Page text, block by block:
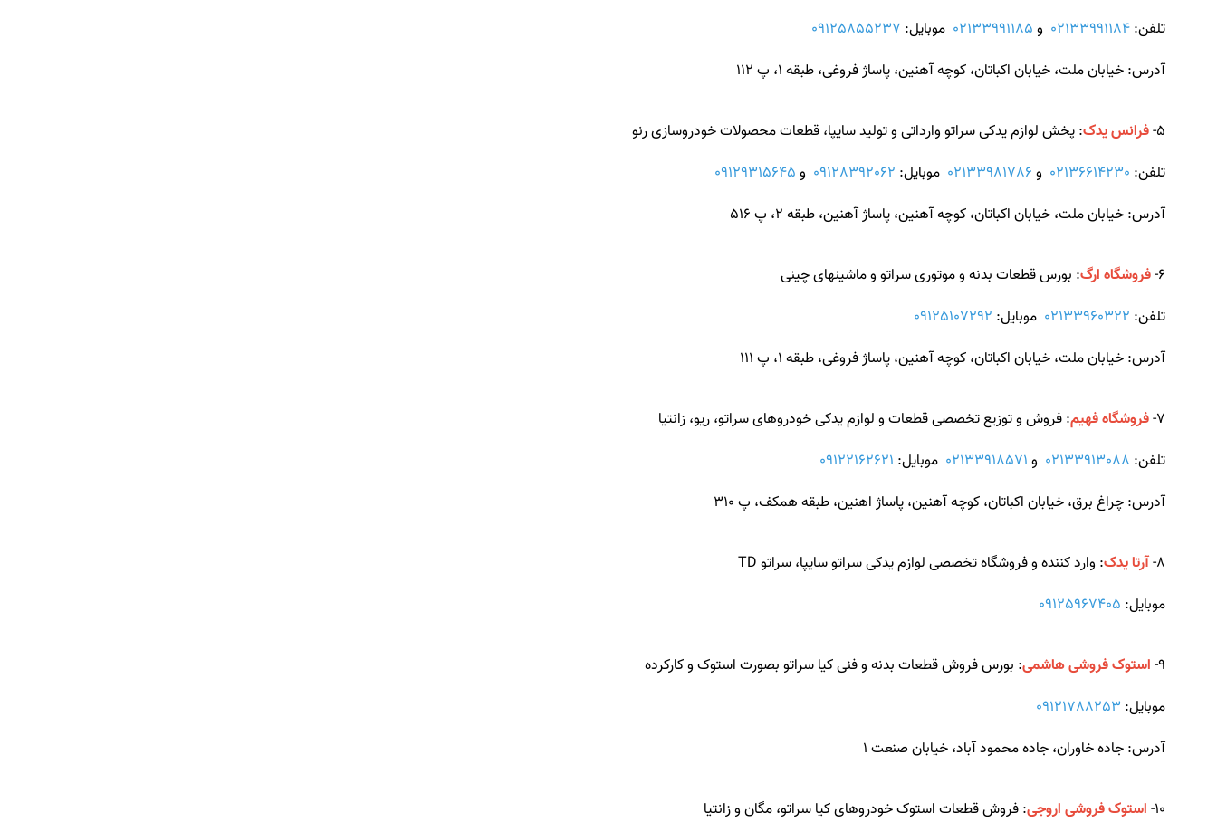
تلفن: 02133991184 و 02133991185 موبایل: 09125855237
آدرس: خیابان ملت، خیابان اکباتان، کوچه آهنین، پاساژ فروغی، طبقه 1، پ 112
5- فرانس یدک: پخش لوازم یدکی سراتو وارداتی و تولید سایپا، قطعات محصولات خودروسازی رنو
تلفن: 02136614230 و 02133981786 موبایل: 09128392062 و 09129315645
آدرس: خیابان ملت، خیابان اکباتان، کوچه آهنین، پاساژ آهنین، طبقه 2، پ 516
6- فروشگاه ارگ: بورس قطعات بدنه و موتوری سراتو و ماشینهای چینی
تلفن: 02133960322 موبایل: 09125107292
آدرس: خیابان ملت، خیابان اکباتان، کوچه آهنین، پاساژ فروغی، طبقه 1، پ 111
7- فروشگاه فهیم: فروش و توزیع تخصصی قطعات و لوازم یدکی خودروهای سراتو، ریو، زانتیا
تلفن: 02133913088 و 02133918571 موبایل: 09122162621
آدرس: چراغ برق، خیابان اکباتان، کوچه آهنین، پاساژ اهنین، طبقه همکف، پ 310
8- آرتا یدک: وارد کننده و فروشگاه تخصصی لوازم یدکی سراتو سایپا، سراتو TD
موبایل: 09125967405
9- استوک فروشی هاشمی: بورس فروش قطعات بدنه و فنی کیا سراتو بصورت استوک و کارکرده
موبایل: 09121788253
آدرس: جاده خاوران، جاده محمود آباد، خیابان صنعت 1
10- استوک فروشی اروجی: فروش قطعات استوک خودروهای کیا سراتو، مگان و زانتیا